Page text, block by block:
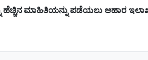
ಹೆಚ್ಚಿನ ಮಾಹಿತಿಯನ್ನು ಪಡೆಯಲು ಆಹಾರ